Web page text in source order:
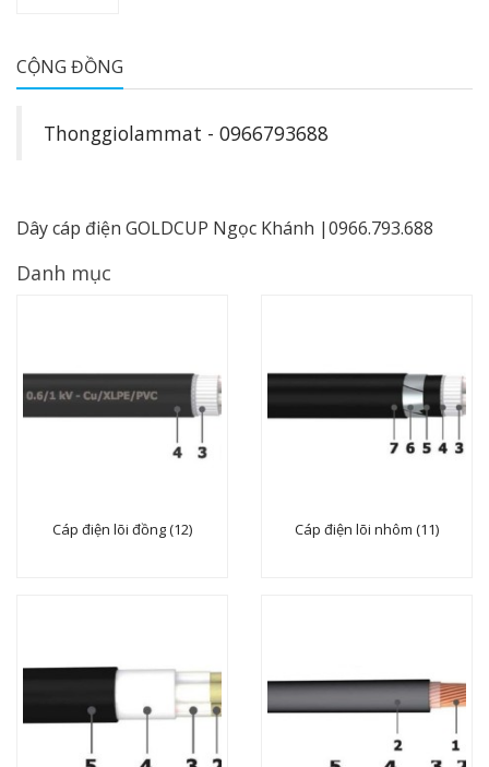
CỘNG ĐỒNG
Thonggiolammat - 0966793688
Dây cáp điện GOLDCUP Ngọc Khánh |0966.793.688
Danh mục
Cáp điện lõi đồng (12) Cáp điện lõi nhôm (11)